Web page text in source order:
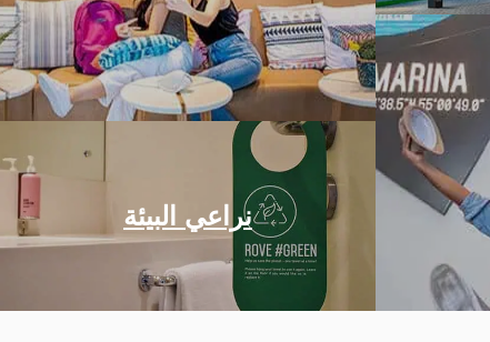
نراعي البيئة